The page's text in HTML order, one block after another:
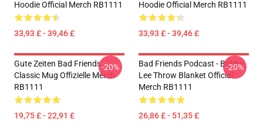
Hoodie Official Merch RB1111
33,93 £ - 39,46 £
Hoodie Official Merch RB1111
33,93 £ - 39,46 £
Gute Zeiten Bad Friends
Classic Mug Offizielle Merch
RB1111
19,75 £ - 22,91 £
-20%
Bad Friends Podcast - Bobby
Lee Throw Blanket Official
Merch RB1111
26,86 £ - 51,35 £
-20%